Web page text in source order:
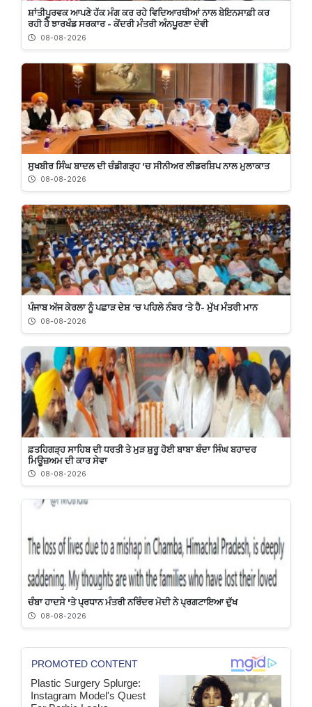
ਸ਼ਾਂਤੀਪੂਰਵਕ ਆਪਣੇ ਹੱਕ ਮੰਗ ਕਰ ਰਹੇ ਵਿਦਿਆਰਥੀਆਂ ਨਾਲ ਬੇਇਨਸਾਫ਼ੀ ਕਰ
ਰਹੀ ਹੈ ਝਾਰਖੰਡ ਸਰਕਾਰ - ਕੇਂਦਰੀ ਮੰਤਰੀ ਅੰਨਪੂਰਣਾ ਦੇਵੀ
08-08-2026
ਸੁਖਬੀਰ ਸਿੰਘ ਬਾਦਲ ਦੀ ਚੰਡੀਗੜ੍ਹ ’ਚ ਸੀਨੀਅਰ ਲੀਡਰਸ਼ਿਪ ਨਾਲ ਮੁਲਾਕਾਤ
08-08-2026
ਪੰਜਾਬ ਅੱਜ ਕੇਰਲਾ ਨੂੰ ਪਛਾੜ ਦੇਸ਼ ’ਚ ਪਹਿਲੇ ਨੰਬਰ ’ਤੇ ਹੈ- ਮੁੱਖ ਮੰਤਰੀ ਮਾਨ
08-08-2026
ਫ਼ਤਹਿਗੜ੍ਹ ਸਾਹਿਬ ਦੀ ਧਰਤੀ ਤੇ ਮੁੜ ਸ਼ੁਰੂ ਹੋਈ ਬਾਬਾ ਬੰਦਾ ਸਿੰਘ ਬਹਾਦਰ
ਮਿਊਜ਼ਅਮ ਦੀ ਕਾਰ ਸੇਵਾ
08-08-2026
ਚੰਬਾ ਹਾਦਸੇ 'ਤੇ ਪ੍ਰਧਾਨ ਮੰਤਰੀ ਨਰਿੰਦਰ ਮੋਦੀ ਨੇ ਪ੍ਰਗਟਾਇਆ ਦੁੱਖ
08-08-2026